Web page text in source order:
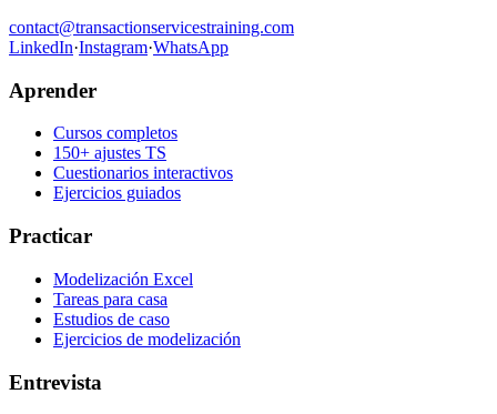
contact@transactionservicestraining.com
LinkedIn·Instagram·WhatsApp
Aprender
Cursos completos
150+ ajustes TS
Cuestionarios interactivos
Ejercicios guiados
Practicar
Modelización Excel
Tareas para casa
Estudios de caso
Ejercicios de modelización
Entrevista